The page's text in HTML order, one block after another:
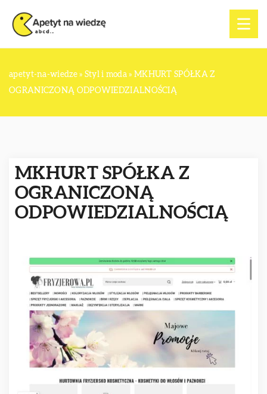
apetyt-na-wiedze» Styl i moda » MKHURT SPÓŁKA Z
OGRANICZONĄ ODPOWIEDZIALNOŚCIĄ
MKHURT SPÓŁKA Z
OGRANICZONĄ
ODPOWIEDZIALNOŚCIĄ